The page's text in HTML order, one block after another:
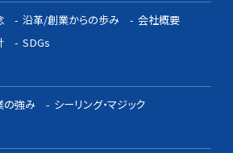
沿革/創業からの歩み
会社概要
SDGs
の強み シーリング・マジック